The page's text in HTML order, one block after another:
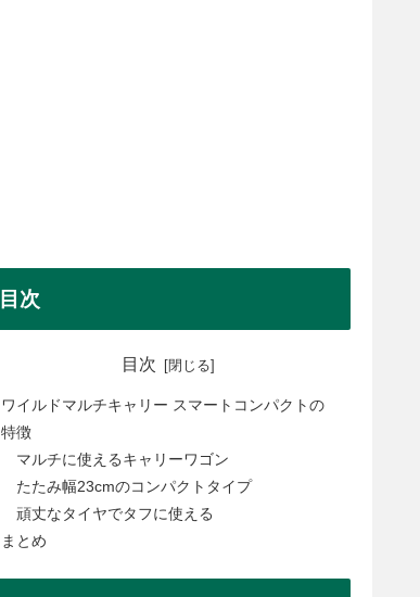
目次
目次
ワイルドマルチキャリー スマートコンパクトの
特徴
マルチに使えるキャリーワゴン
たたみ幅23cmのコンパクトタイプ
頑丈なタイヤでタフに使える
まとめ